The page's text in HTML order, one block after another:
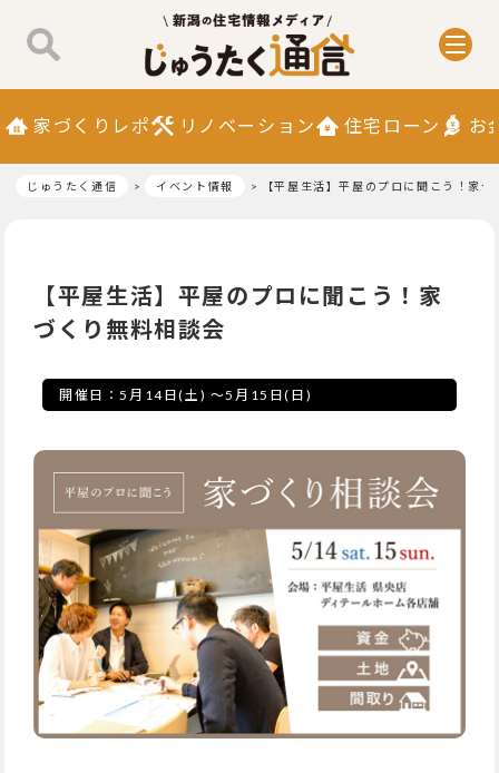
家づくりレポ リノベーション 住宅ローン お
じゅうたく通信 イベント情報 【平屋生活】平屋のプロに聞こう！家
【平屋生活】平屋のプロに聞こう！家
づくり無料相談会
開催日：5月14日(土) ～5月15日(日)